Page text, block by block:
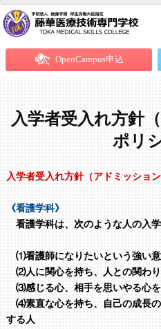
OpenCampus申込
入学者受入れ方針
ポリ
入学者受入れ方針（アドミッション
《看護学科》
看護学科は、次のような人の入学
⑴看護師になりたいという強い意
⑵人に関心を持ち、人との関わり
⑶感じる心、相手を思いやる心を
⑷素直な心を持ち、自己の成長
する人